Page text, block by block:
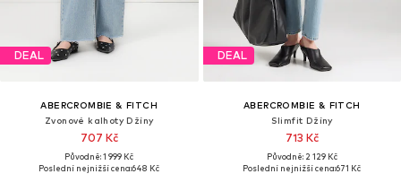
DEAL
ABERCROMBIE & FITCH
Zvonové kalhoty Džíny
707 Kč
Původně: 1 999 Kč
Poslední nejnižší cena:648 Kč
DEAL
ABERCROMBIE & FITCH
Slimfit Džíny
713 Kč
Původně: 2 129 Kč
Poslední nejnižší cena:671 Kč